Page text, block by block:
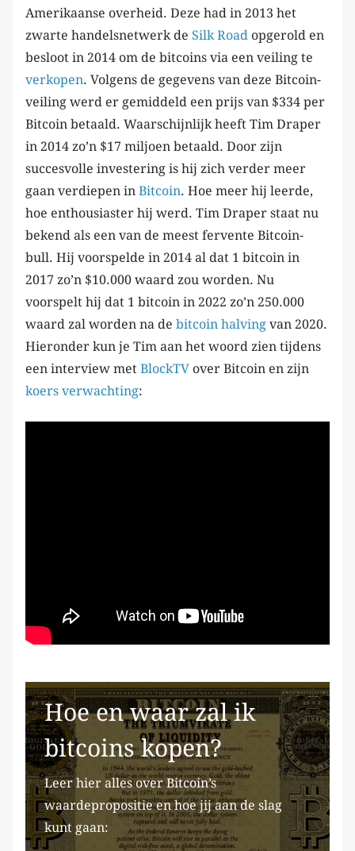
Amerikaanse overheid. Deze had in 2013 het
zwarte handelsnetwerk de Silk Road opgerold en
besloot in 2014 om de bitcoins via een veiling te
verkopen. Volgens de gegevens van deze Bitcoin-
veiling werd er gemiddeld een prijs van $334 per
Bitcoin betaald. Waarschijnlijk heeft Tim Draper
in 2014 zo’n $17 miljoen betaald. Door zijn
succesvolle investering is hij zich verder meer
gaan verdiepen in Bitcoin. Hoe meer hij leerde,
hoe enthousiaster hij werd. Tim Draper staat nu
bekend als een van de meest fervente Bitcoin-
bull. Hij voorspelde in 2014 al dat 1 bitcoin in
2017 zo’n $10.000 waard zou worden. Nu
voorspelt hij dat 1 bitcoin in 2022 zo’n 250.000
waard zal worden na de bitcoin halving van 2020.
Hieronder kun je Tim aan het woord zien tijdens
een interview met BlockTV over Bitcoin en zijn
koers verwachting:
Hoe en waar zal ik
bitcoins kopen?
Leer hier alles over Bitcoin’s
waardepropositie en hoe jij aan de slag
kunt gaan: